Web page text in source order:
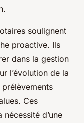
soulignent
proactive. Ils
dans la gestion
l’évolution de la
Ces
d’une